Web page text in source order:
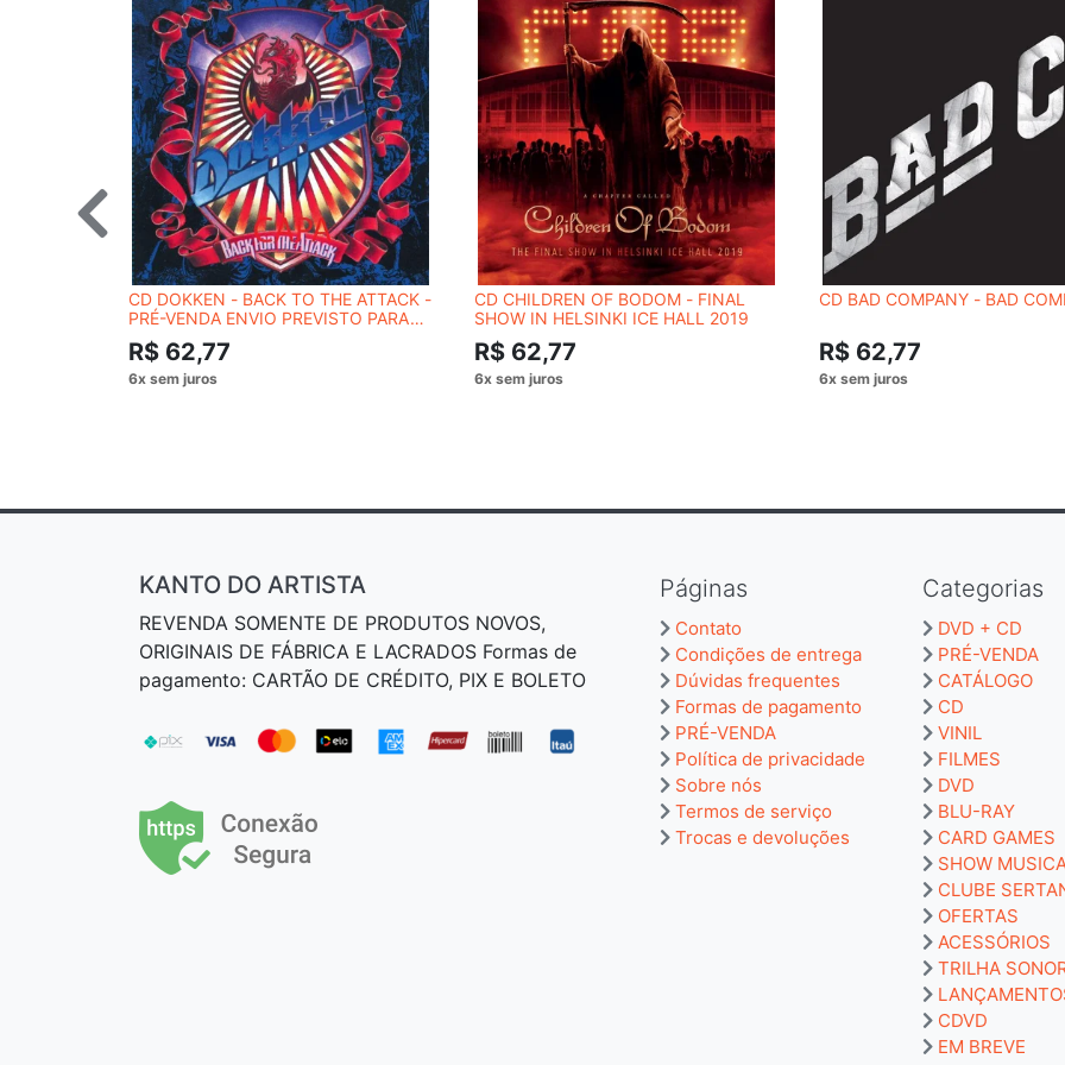
CD DOKKEN - BACK TO THE ATTACK -
PRÉ-VENDA ENVIO PREVISTO PARA
20/12/2023
R$ 62,77
CD CHILDREN OF BODOM - FINAL
SHOW IN HELSINKI ICE HALL 2019
R$ 62,77
CD BAD COMPANY - BAD
R$ 62,77
Páginas
Contato
Condições de entrega
Dúvidas frequentes
Formas de pagamento
PRÉ-VENDA
Política de privacidade
Sobre nós
Termos de serviço
Trocas e devoluções
Categorias
DVD + CD
PRÉ-VENDA
CATÁLOGO
CD
VINIL
FILMES
DVD
BLU-RAY
CARD GAMES
SHOW
CLUBE
OFERTAS
ACESSÓRIOS
TRILHA
CDVD
EM BREVE
KANTO DO ARTISTA
REVENDA SOMENTE DE PRODUTOS NOVOS,
ORIGINAIS DE FÁBRICA E LACRADOS Formas de
pagamento: CARTÃO DE CRÉDITO, PIX E BOLETO